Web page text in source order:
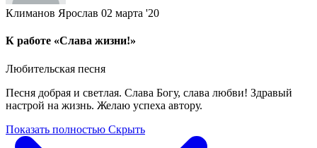
Климанов Ярослав 02 марта '20
К работе «Слава жизни!»
Любительская песня
Песня добрая и светлая. Слава Богу, слава любви! Здравый
настрой на жизнь. Желаю успеха автору.
Показать полностью Скрыть